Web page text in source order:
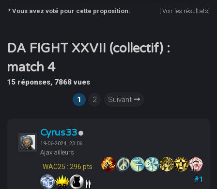
* Vous avez voté pour cette proposition. Voir les résultats
DA FIGHT XXVII (collectif) :
match 4
15 réponses, 7868 vues
1
2 Suivant
Cyrus33
19-06-2024, 23:06
Ajax ailleurs
WAC25 : 296 pts
#1